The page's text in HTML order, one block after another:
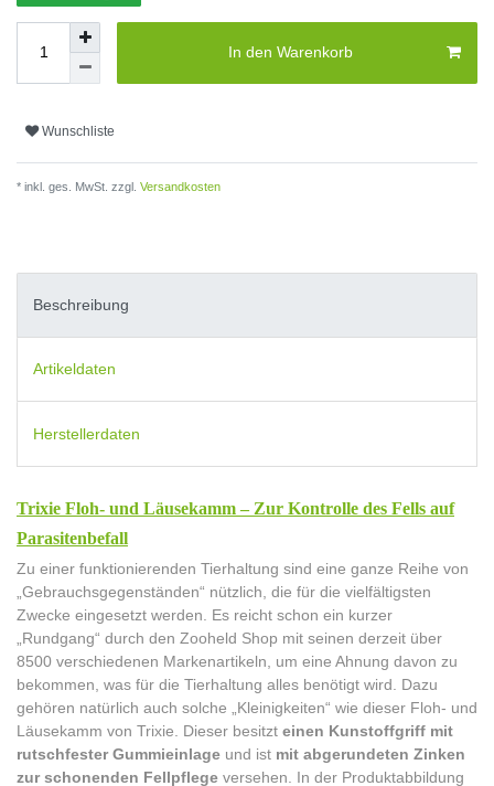
In den Warenkorb
Wunschliste
* inkl. ges. MwSt. zzgl. Versandkosten
Beschreibung
Artikeldaten
Herstellerdaten
Trixie Floh- und Läusekamm – Zur Kontrolle des Fells auf
Parasitenbefall
Zu einer funktionierenden Tierhaltung sind eine ganze Reihe von
„Gebrauchsgegenständen“ nützlich, die für die vielfältigsten
Zwecke eingesetzt werden. Es reicht schon ein kurzer
„Rundgang“ durch den Zooheld Shop mit seinen derzeit über
8500 verschiedenen Markenartikeln, um eine Ahnung davon zu
bekommen, was für die Tierhaltung alles benötigt wird. Dazu
gehören natürlich auch solche „Kleinigkeiten“ wie dieser Floh- und
Läusekamm von Trixie. Dieser besitzt einen Kunstoffgriff mit
rutschfester Gummieinlage und ist mit abgerundeten Zinken
zur schonenden Fellpflege versehen. In der Produktabbildung